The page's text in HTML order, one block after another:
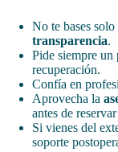
No te bases
transparencia.
Pide siempre un
recuperación.
Confía en
Aprovecha la
antes de
Si vienes del
soporte